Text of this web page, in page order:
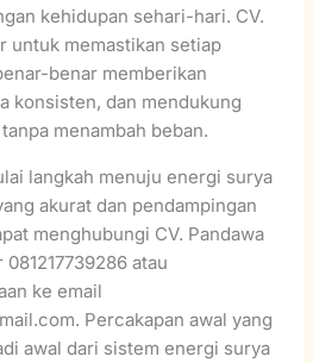
kehidupan sehari-hari. CV.
untuk memastikan setiap
benar memberikan
konsisten, dan mendukung
menambah beban.
langkah menuju energi surya
akurat dan pendampingan
menghubungi CV. Pandawa
atau
ke email
Percakapan awal yang
awal dari sistem energi surya